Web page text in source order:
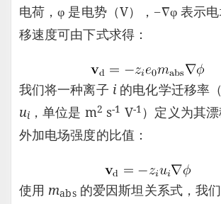
电荷，φ 是电势（V），−∇φ 表示
移速度可由下式求得：
我们将一种离子 i 的电化学迁移率
ui，单位是 m2 s-1 V-1 ）定义为其
外加电场强度的比值：
使用 mabs的爱因斯坦关系式，我